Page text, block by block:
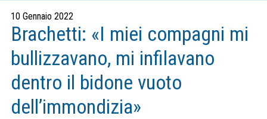
10 Gennaio 2022
Brachetti: «I miei compagni mi
bullizzavano, mi infilavano
dentro il bidone vuoto
dell’immondizia»